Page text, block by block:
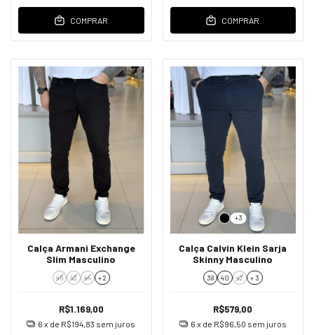
COMPRAR COMPRAR
Calça Armani Exchange
Slim Masculino
46 42 44 + 2
R$1.169,00
6 x de R$194,83 sem juros
+3
Calça Calvin Klein Sarja
Skinny Masculino
38 40 42 + 3
R$579,00
6 x de R$96,50 sem juros